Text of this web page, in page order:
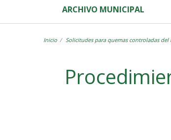
ARCHIVO MUNICIPAL
Inicio Solicitudes para quemas controladas del